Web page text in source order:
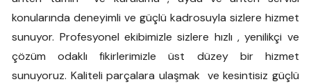
konularında deneyimli ve güçlü kadrosuyla sizlere hizmet
sunuyor. Profesyonel ekibimizle sizlere hızlı , yenilikçi ve
çözüm odaklı fikirlerimizle üst düzey bir hizmet
sunuyoruz. Kaliteli parçalara ulaşmak ve kesintisiz güçlü